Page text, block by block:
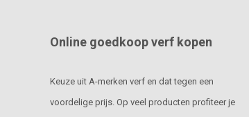
Online goedkoop verf kopen
Keuze uit A-merken verf en dat tegen een
voordelige prijs. Op veel producten profiteer je